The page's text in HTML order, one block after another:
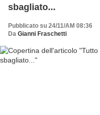
sbagliato...
Pubblicato su 24/11/AM 08:36
Da Gianni Fraschetti